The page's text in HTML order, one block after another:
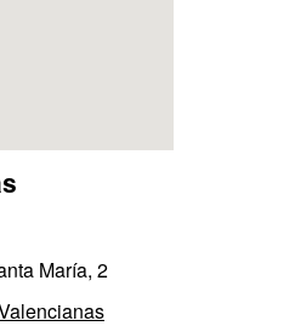
María, 2